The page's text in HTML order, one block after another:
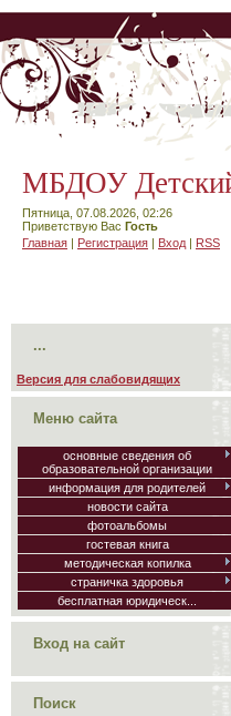
МБДОУ
Пятница, 07.08.2026, 02:26
Приветствую Вас Гость
Главная | Регистрация | Вход | RSS
...
Версия для слабовидящих
Меню сайта
основные сведения об
образовательной организации
информация для родителей
новости сайта
фотоальбомы
гостевая книга
методическая копилка
страничка здоровья
бесплатная юридическ...
Вход на сайт
Поиск